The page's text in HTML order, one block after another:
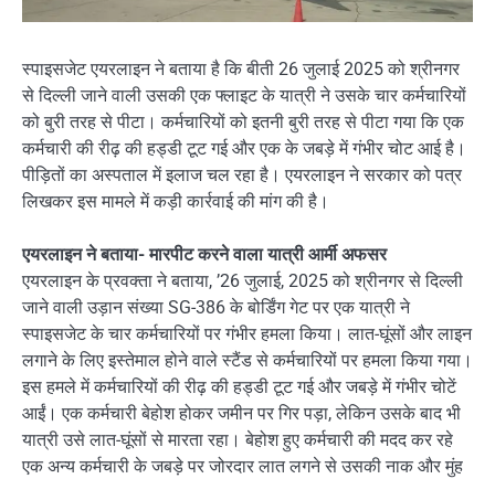
स्पाइसजेट एयरलाइन ने बताया है कि बीती 26 जुलाई 2025 को श्रीनगर
से दिल्ली जाने वाली उसकी एक फ्लाइट के यात्री ने उसके चार कर्मचारियों
को बुरी तरह से पीटा। कर्मचारियों को इतनी बुरी तरह से पीटा गया कि एक
कर्मचारी की रीढ़ की हड्डी टूट गई और एक के जबड़े में गंभीर चोट आई है।
पीड़ितों का अस्पताल में इलाज चल रहा है। एयरलाइन ने सरकार को पत्र
लिखकर इस मामले में कड़ी कार्रवाई की मांग की है।
एयरलाइन ने बताया- मारपीट करने वाला यात्री आर्मी अफसर
एयरलाइन के प्रवक्ता ने बताया, ’26 जुलाई, 2025 को श्रीनगर से दिल्ली
जाने वाली उड़ान संख्या SG-386 के बोर्डिंग गेट पर एक यात्री ने
स्पाइसजेट के चार कर्मचारियों पर गंभीर हमला किया। लात-घूंसों और लाइन
लगाने के लिए इस्तेमाल होने वाले स्टैंड से कर्मचारियों पर हमला किया गया।
इस हमले में कर्मचारियों की रीढ़ की हड्डी टूट गई और जबड़े में गंभीर चोटें
आईं। एक कर्मचारी बेहोश होकर जमीन पर गिर पड़ा, लेकिन उसके बाद भी
यात्री उसे लात-घूंसों से मारता रहा। बेहोश हुए कर्मचारी की मदद कर रहे
एक अन्य कर्मचारी के जबड़े पर जोरदार लात लगने से उसकी नाक और मुंह